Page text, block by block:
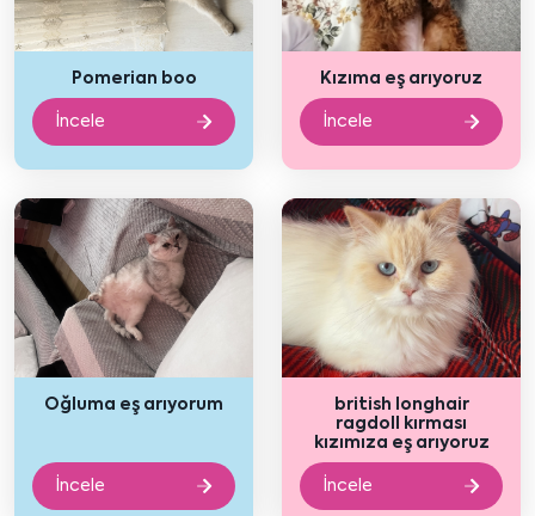
Pomerian boo
İncele
Kızıma eş arıyoruz
İncele
Oğluma eş arıyorum
İncele
british longhair
ragdoll kırması
kızımıza eş arıyoruz
İncele